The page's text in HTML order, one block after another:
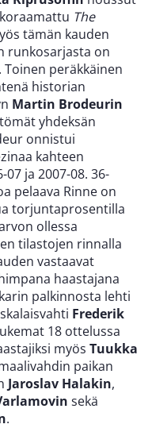
The
tämän kauden
runkosarjasta on
peräkkäinen
historian
Martin Brodeurin
yhdeksän
onnistui
kahteen
ja 2007-08. 36-
pelaava Rinne on
torjuntaprosentilla
ollessa
tilastojen rinnalla
vastaavat
haastajana
palkinnosta lehti
Frederik
18 ottelussa
myös Tuukka
paikan
Jaroslav Halakin,
sekä
.